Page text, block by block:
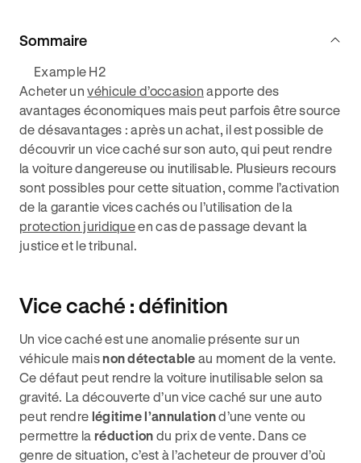
Sommaire
Example H2
Acheter unvéhicule d’occasion apporte des
avantages économiques mais peut parfois être source
de désavantages : après un achat, il est possible de
découvrir un vice caché sur son auto, qui peut rendre
la voiture dangereuse ou inutilisable. Plusieurs recours
sont possibles pour cette situation, comme l’activation
de la garantie vices cachés ou l’utilisation de la
protection juridiqueen cas de passage devant la
justice et le tribunal.
Vice caché : définition
Un vice caché est une anomalie présente sur un
véhicule maisnon détectable au moment de la vente.
Ce défaut peut rendre la voiture inutilisable selon sa
gravité. La découverte d’un vice caché sur une auto
peut rendre légitimel’annulationd’une vente ou
permettre la réduction du prix de vente. Dans ce
genre de situation, c’est à l’acheteur de prouver d’où